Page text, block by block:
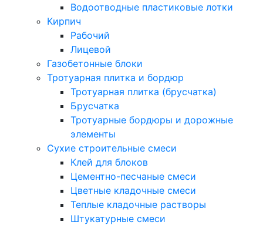
Водоотводные пластиковые лотки
Кирпич
Рабочий
Лицевой
Газобетонные блоки
Тротуарная плитка и бордюр
Тротуарная плитка (брусчатка)
Брусчатка
Тротуарные бордюры и дорожные
элементы
Сухие строительные смеси
Клей для блоков
Цементно-песчаные смеси
Цветные кладочные смеси
Теплые кладочные растворы
Штукатурные смеси